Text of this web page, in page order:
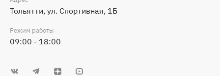
Тольятти, ул. Спортивная, 1Б
Режим работы
09:00 - 18:00